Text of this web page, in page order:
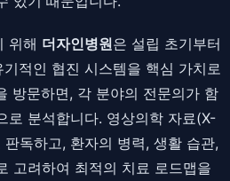
위해 더자인병원은 설립 초기부터
적인 협진 시스템을 핵심 가치로
방문하면, 각 분야의 전문의가 함
로 분석합니다. 영상의학 자료(X-
독하고, 환자의 병력, 생활 습관,
고려하여 최적의 치료 로드맵을